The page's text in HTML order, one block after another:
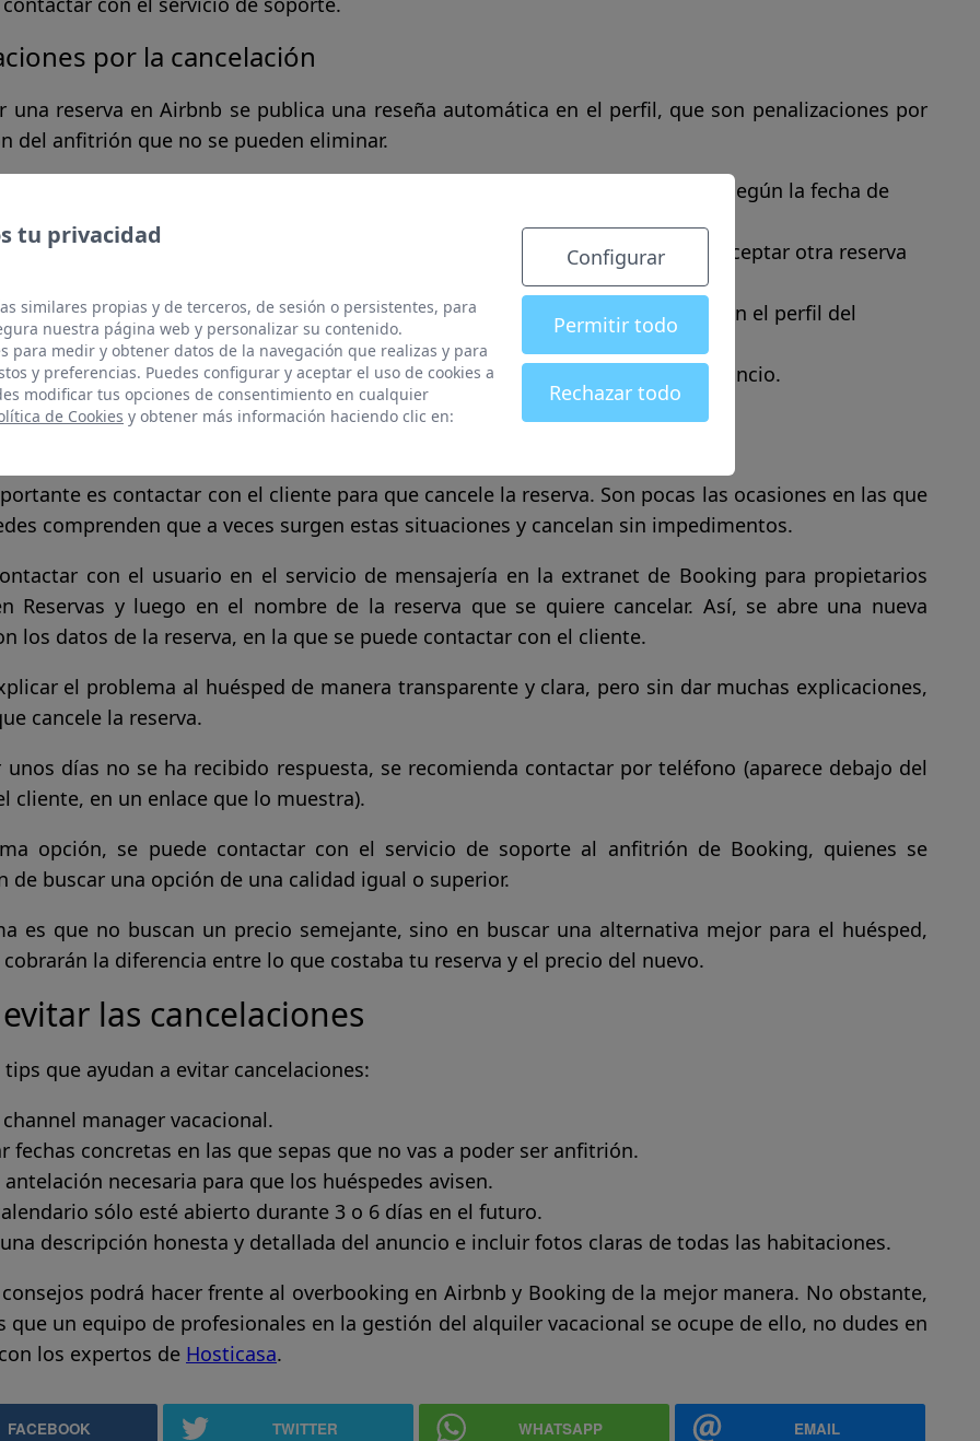
tu privacidad
similares propias y de terceros, de sesión o persistentes, para
nuestra página web y personalizar su contenido.
para medir y obtener datos de la navegación que realizas y para
y preferencias. Puedes configurar y aceptar el uso de cookies a
modificar tus opciones de consentimiento en cualquier
de Cookies y obtener más información haciendo clic en:
Configurar
Permitir todo
Rechazar todo
por la cancelación
una reserva en Airbnb se publica una reseña automática en el perfil, que son penalizaciones por
del anfitrión que no se pueden eliminar.
una comisión del primer pago posterior a la cancelación. El importe varía según la fecha de
de la reserva y de la antelación con la que se haya cancelado.
una reserva confirmada, el calendario se bloqueará, por lo que no podrás aceptar otra reserva
el día del check-in, los clientes pueden optar por dejar una reseña pública en el perfil del
tres o más reservas en un año, Airbnb puede suspender o desactivar tu anuncio.
tu condición desuperhost.
gestionar un overbooking en Booking
es contactar con el cliente para que cancele la reserva. Son pocas las ocasiones en las que
comprenden que a veces surgen estas situaciones y cancelan sin impedimentos.
con el usuario en el servicio de mensajería en la extranet de Booking para propietarios
Reservas y luego en el nombre de la reserva que se quiere cancelar. Así, se abre una nueva
los datos de la reserva, en la que se puede contactar con el cliente.
el problema al huésped de manera transparente y clara, pero sin dar muchas explicaciones,
cancele la reserva.
unos días no se ha recibido respuesta, se recomienda contactar por teléfono (aparece debajo del
cliente, en un enlace que lo muestra).
opción, se puede contactar con el servicio de soporte al anfitrión de Booking, quienes se
de buscar una opción de una calidad igual o superior.
es que no buscan un precio semejante, sino en buscar una alternativa mejor para el huésped,
la diferencia entre lo que costaba tu reserva y el precio del nuevo.
las cancelaciones
tips que ayudan a evitar cancelaciones:
manager vacacional.
fechas concretas en las que sepas que no vas a poder ser anfitrión.
antelación necesaria para que los huéspedes avisen.
sólo esté abierto durante 3 o 6 días en el futuro.
descripción honesta y detallada del anuncio e incluir fotos claras de todas las habitaciones.
podrá hacer frente al overbooking en Airbnb y Booking de la mejor manera. No obstante,
que un equipo de profesionales en la gestión del alquiler vacacional se ocupe de ello, no dudes en
los expertos de Hosticasa.
FACEBOOK TWITTER WHATSAPP EMAIL